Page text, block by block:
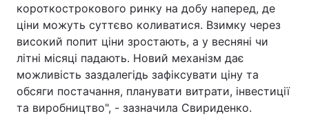
короткострокового ринку на добу наперед, де
ціни можуть суттєво коливатися. Взимку через
високий попит ціни зростають, а у весняні чи
літні місяці падають. Новий механізм дає
можливість заздалегідь зафіксувати ціну та
обсяги постачання, планувати витрати, інвестиції
та виробництво", - зазначила Свириденко.